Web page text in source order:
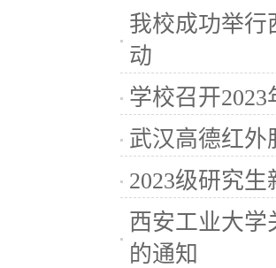
我校成功举
动
学校召开
武汉高德红外
2023级研究
西安工业大学
的通知